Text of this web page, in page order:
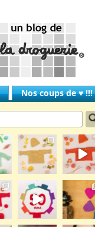
Nos coups de ♥ !!!